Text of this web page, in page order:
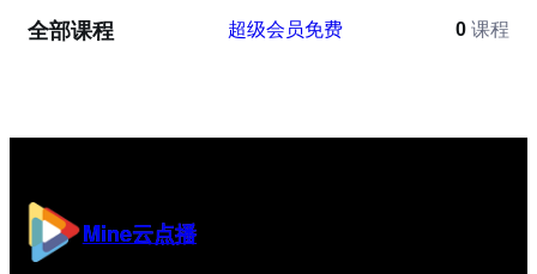
全部课程 超级会员免费 0 课程
Mine云点播